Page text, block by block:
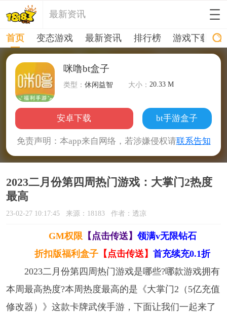
最新资讯
首页 变态游戏 最新资讯 排行榜 游戏下载
咪噜bt盒子
类型：休闲益智 大小：20.33 M
安卓下载 bt手游盒子
免责声明：本app来自网络，若涉嫌侵权请联系告知
2023二月份第四周热门游戏：大掌门2热度
最高
23-02-27 10:17:45 来源：18183 作者：透凉
GM权限 【点击传送】 领满v无限钻石
折扣版福利盒子 【点击传送】首充续充0.1折
2023二月份第四周热门游戏是哪些?哪款游戏拥有
本周最高热度?本周热度最高的是《大掌门2（5亿充值
修改器）》这款卡牌武侠手游，下面让我们一起来了